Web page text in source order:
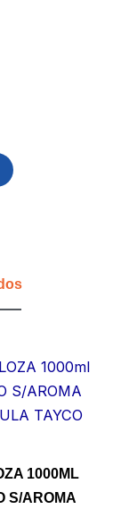
1000ML
S/AROMA